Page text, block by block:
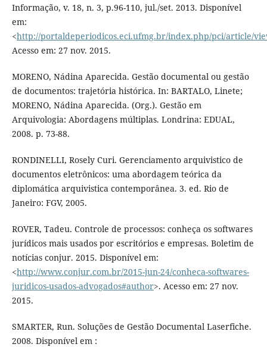
Informação, v. 18, n. 3, p.96-110, jul./set. 2013. Disponível
em:
<http://portaldeperiodicos.eci.ufmg.br/index.php/pci/article/
Acesso em: 27 nov. 2015.
MORENO, Nádina Aparecida. Gestão documental ou gestão
de documentos: trajetória histórica. In: BARTALO, Linete;
MORENO, Nádina Aparecida. (Org.). Gestão em
Arquivologia: Abordagens múltiplas. Londrina: EDUAL,
2008. p. 73-88.
RONDINELLI, Rosely Curi. Gerenciamento arquivistico de
documentos eletrônicos: uma abordagem teórica da
diplomática arquivistica contemporânea. 3. ed. Rio de
Janeiro: FGV, 2005.
ROVER, Tadeu. Controle de processos: conheça os softwares
jurídicos mais usados por escritórios e empresas. Boletim de
notícias conjur. 2015. Disponível em:
<http://www.conjur.com.br/2015-jun-24/conheca-softwares-
juridicos-usados-advogados#author>. Acesso em: 27 nov.
2015.
SMARTER, Run. Soluções de Gestão Documental Laserfiche.
2008. Disponível em :